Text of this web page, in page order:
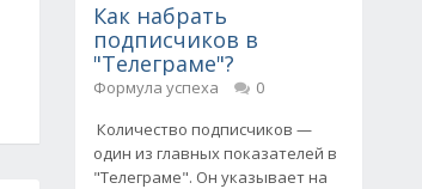
Как набрать
подписчиков в
"Телеграме"?
Формула успеха
0
Количество подписчиков —
один из главных показателей в
"Телеграме". Он указывает на